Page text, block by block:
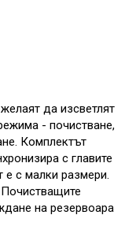
да изсветлят
- почистване,
Комплектът
с главите
е с малки размери.
на резервоара